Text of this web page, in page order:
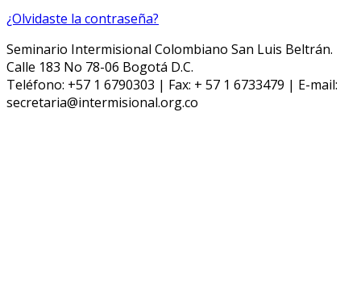
¿Olvidaste la contraseña?
Seminario Intermisional Colombiano San Luis Beltrán.
Calle 183 No 78-06 Bogotá D.C.
Teléfono: +57 1 6790303 | Fax: + 57 1 6733479 | E-mail:
secretaria@intermisional.org.co